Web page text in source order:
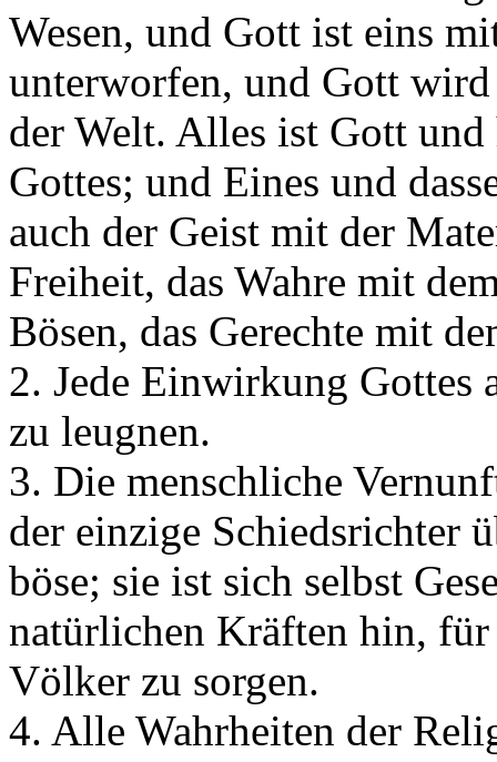
Wesen, und Gott ist eins
unterworfen, und Gott
der Welt. Alles ist Gott und
Gottes; und Eines und
auch der Geist mit der
Freiheit, das Wahre mit
Bösen, das Gerechte mit
2. Jede Einwirkung Gottes
zu leugnen.
3. Die menschliche
der einzige Schiedsrichter
böse; sie ist sich selbst
natürlichen Kräften hin, für
Völker zu sorgen.
4. Alle Wahrheiten der